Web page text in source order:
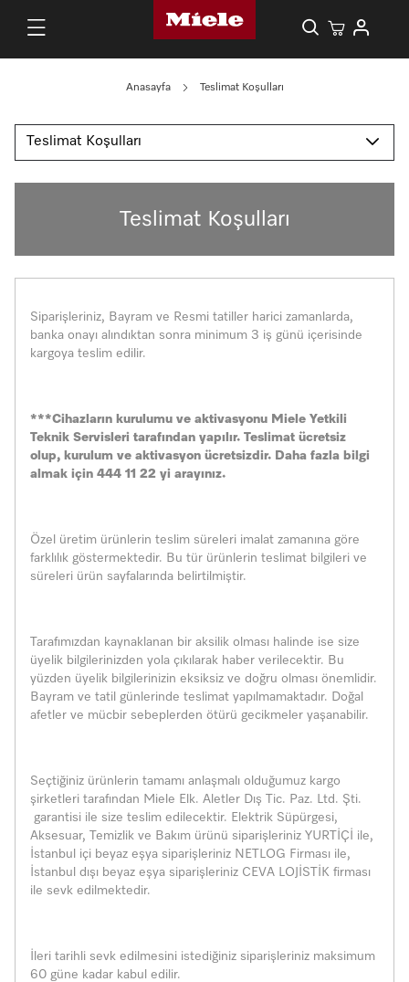
Anasayfa Teslimat Koşulları
Teslimat Koşulları
Teslimat Koşulları
Siparişleriniz, Bayram ve Resmi tatiller harici zamanlarda,
banka onayı alındıktan sonra minimum 3 iş günü içerisinde
kargoya teslim edilir.
***Cihazların kurulumu ve aktivasyonu Miele Yetkili
Teknik Servisleri tarafından yapılır. Teslimat ücretsiz
olup, kurulum ve aktivasyon ücretsizdir. Daha fazla bilgi
almak için 444 11 22 yi arayınız.
Özel üretim ürünlerin teslim süreleri imalat zamanına göre
farklılık göstermektedir. Bu tür ürünlerin teslimat bilgileri ve
süreleri ürün sayfalarında belirtilmiştir.
Tarafımızdan kaynaklanan bir aksilik olması halinde ise size
üyelik bilgilerinizden yola çıkılarak haber verilecektir. Bu
yüzden üyelik bilgilerinizin eksiksiz ve doğru olması önemlidir.
Bayram ve tatil günlerinde teslimat yapılmamaktadır. Doğal
afetler ve mücbir sebeplerden ötürü gecikmeler yaşanabilir.
Seçtiğiniz ürünlerin tamamı anlaşmalı olduğumuz kargo
şirketleri tarafından Miele Elk. Aletler Dış Tic. Paz. Ltd. Şti.
garantisi ile size teslim edilecektir. Elektrik Süpürgesi,
Aksesuar, Temizlik ve Bakım ürünü siparişleriniz YURTİÇİ ile,
İstanbul içi beyaz eşya siparişleriniz NETLOG Firması ile,
İstanbul dışı beyaz eşya siparişleriniz CEVA LOJİSTİK firması
ile sevk edilmektedir.
İleri tarihli sevk edilmesini istediğiniz siparişleriniz maksimum
60 güne kadar kabul edilir.